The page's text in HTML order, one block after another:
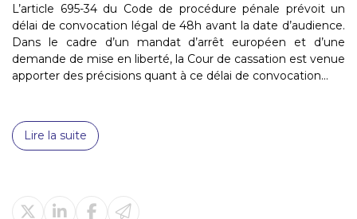
L’article 695-34 du Code de procédure pénale prévoit un
délai de convocation légal de 48h avant la date d’audience.
Dans le cadre d’un mandat d’arrêt européen et d’une
demande de mise en liberté, la Cour de cassation est venue
apporter des précisions quant à ce délai de convocation...
Lire la suite